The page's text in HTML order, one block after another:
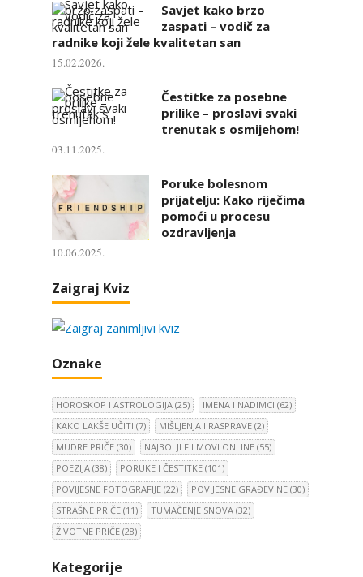
Savjet kako brzo
zaspati – vodič za
radnike koji žele kvalitetan san
15.02.2026.
Čestitke za posebne
prilike – proslavi svaki
trenutak s osmijehom!
03.11.2025.
Poruke bolesnom
prijatelju: Kako riječima
pomoći u procesu
ozdravljenja
10.06.2025.
Zaigraj Kviz
Oznake
HOROSKOP I ASTROLOGIJA (25) IMENA I NADIMCI (62)
KAKO LAKŠE UČITI (7) MIŠLJENJA I RASPRAVE (2)
MUDRE PRIČE (30) NAJBOLJI FILMOVI ONLINE (55)
POEZIJA (38) PORUKE I ČESTITKE (101)
POVIJESNE FOTOGRAFIJE (22) POVIJESNE GRAĐEVINE (30)
STRAŠNE PRIČE (11) TUMAČENJE SNOVA (32)
ŽIVOTNE PRIČE (28)
Kategorije